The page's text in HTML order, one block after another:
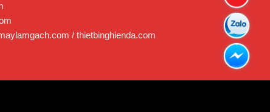
/ thietbinghienda.com